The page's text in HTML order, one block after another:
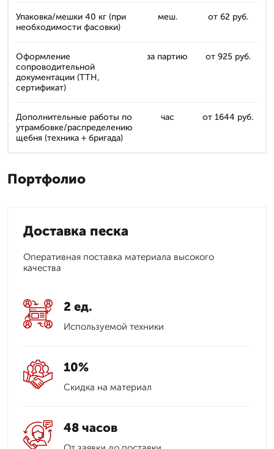
Упаковка/мешки 40 кг (при
необходимости фасовки)
меш. от 62 руб.
Оформление
сопроводительной
документации (ТТН,
сертификат)
за партию от 925 руб.
Дополнительные работы по
утрамбовке/распределению
щебня (техника + бригада)
час от 1644 руб.
Портфолио
Доставка песка
Оперативная поставка материала высокого
качества
2 ед.
Используемой техники
10%
Скидка на материал
48 часов